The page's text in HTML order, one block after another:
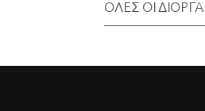
ΟΛΕΣ ΟΙ